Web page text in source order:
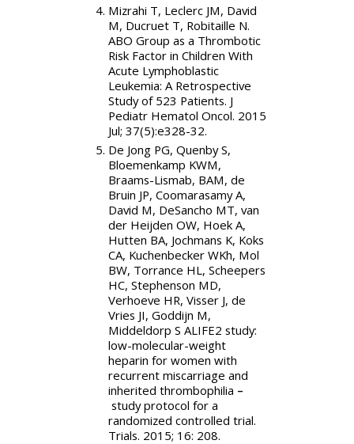
Mizrahi T, Leclerc JM, David
M, Ducruet T, Robitaille N.
ABO Group as a Thrombotic
Risk Factor in Children With
Acute Lymphoblastic
Leukemia: A Retrospective
Study of 523 Patients. J
Pediatr Hematol Oncol. 2015
Jul; 37(5):e328-32.
De Jong PG, Quenby S,
Bloemenkamp KWM,
Braams-Lismab, BAM, de
Bruin JP, Coomarasamy A,
David M, DeSancho MT, van
der Heijden OW, Hoek A,
Hutten BA, Jochmans K, Koks
CA, Kuchenbecker WKh, Mol
BW, Torrance HL, Scheepers
HC, Stephenson MD,
Verhoeve HR, Visser J, de
Vries JI, Goddijn M,
Middeldorp S ALIFE2 study:
low-molecular-weight
heparin for women with
recurrent miscarriage and
inherited thrombophilia –
study protocol for a
randomized controlled trial.
Trials. 2015; 16: 208.